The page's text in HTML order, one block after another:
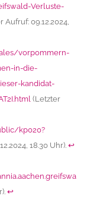
Verluste-
Aufruf: 09.12.2024,
vorpommern-
in-die-
kandidat-
(Letzter
kp020?
18.30 Uhr). ↩︎
↩︎